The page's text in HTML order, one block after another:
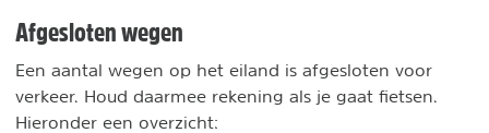
Afgesloten wegen
Een aantal wegen op het eiland is afgesloten voor
verkeer. Houd daarmee rekening als je gaat fietsen.
Hieronder een overzicht: